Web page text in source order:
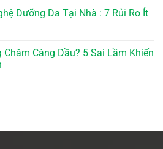
Dưỡng Da Tại Nhà : 7 Rủi Ro Ít
Chăm Càng Dầu? 5 Sai Lầm Khiến